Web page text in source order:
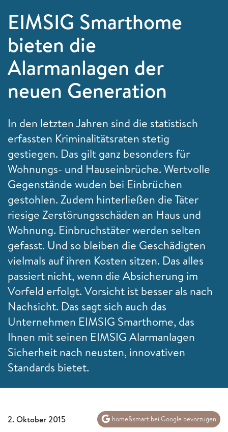
EIMSIG Smarthome
bieten die
Alarmanlagen der
neuen Generation
In den letzten Jahren sind die statistisch
erfassten Kriminalitätsraten stetig
gestiegen. Das gilt ganz besonders für
Wohnungs- und Hauseinbrüche. Wertvolle
Gegenstände wuden bei Einbrüchen
gestohlen. Zudem hinterließen die Täter
riesige Zerstörungsschäden an Haus und
Wohnung. Einbruchstäter werden selten
gefasst. Und so bleiben die Geschädigten
vielmals auf ihren Kosten sitzen. Das alles
passiert nicht, wenn die Absicherung im
Vorfeld erfolgt. Vorsicht ist besser als nach
Nachsicht. Das sagt sich auch das
Unternehmen EIMSIG Smarthome, das
Ihnen mit seinen EIMSIG Alarmanlagen
Sicherheit nach neusten, innovativen
Standards bietet.
2. Oktober 2015 home&smart bei Google bevorzugen